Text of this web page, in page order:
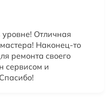
Отличная
Наконец-то
ремонта своего
сервисом и